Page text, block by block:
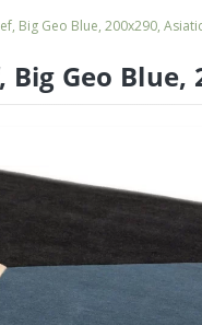
Big Geo Blue, 200x290,
Geo Blue,